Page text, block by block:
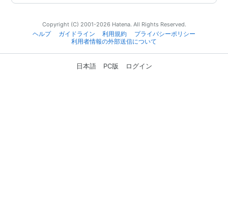
Copyright (C) 2001-2026 Hatena. All Rights Reserved.
ヘルプ
ガイドライン 利用規約
プライバシーポリシー
利用者情報の外部送信について
日本語 PC版 ログイン